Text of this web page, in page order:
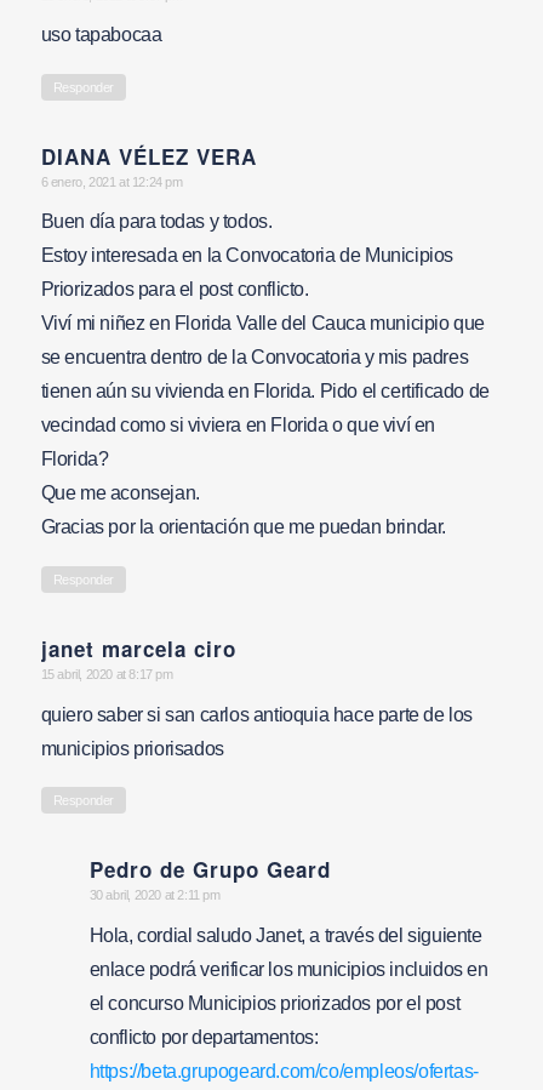
uso tapabocaa
Responder
DIANA VÉLEZ VERA
says:
6 enero, 2021 at 12:24 pm
Buen día para todas y todos.
Estoy interesada en la Convocatoria de Municipios
Priorizados para el post conflicto.
Viví mi niñez en Florida Valle del Cauca municipio que
se encuentra dentro de la Convocatoria y mis padres
tienen aún su vivienda en Florida. Pido el certificado de
vecindad como si viviera en Florida o que viví en
Florida?
Que me aconsejan.
Gracias por la orientación que me puedan brindar.
Responder
janet marcela ciro
says:
15 abril, 2020 at 8:17 pm
quiero saber si san carlos antioquia hace parte de los
municipios priorisados
Responder
Pedro de Grupo Geard
says:
30 abril, 2020 at 2:11 pm
Hola, cordial saludo Janet, a través del siguiente
enlace podrá verificar los municipios incluidos en
el concurso Municipios priorizados por el post
conflicto por departamentos:
https://beta.grupogeard.com/co/empleos/ofertas-